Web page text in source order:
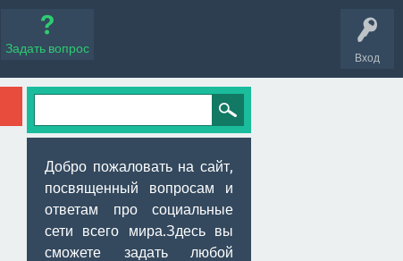
Вход
Задать вопрос
Добро пожаловать на сайт,
посвященный вопросам и
ответам про социальные
сети всего мира.Здесь вы
сможете задать любой